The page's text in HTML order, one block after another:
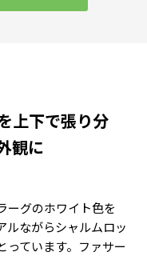
上下で張り分
観に
ーグのホワイト色を
ルながらシャルムロッ
っています。ファサー